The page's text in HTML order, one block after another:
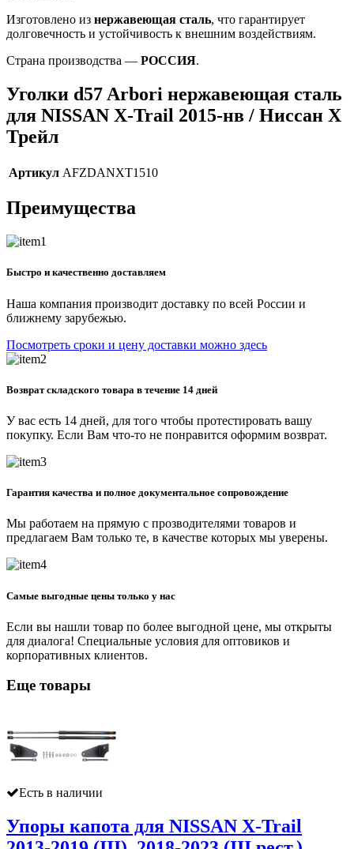
Изготовлено из нержавеющая сталь, что гарантирует
долговечность и устойчивость к внешним воздействиям.
Страна производства — РОССИЯ.
Уголки d57 Arbori нержавеющая сталь
для NISSAN X-Trail 2015-нв / Ниссан Х
Трейл
Артикул AFZDANXT1510
Преимущества
Быстро и качественно доставляем
Наша компания производит доставку по всей России и
ближнему зарубежью.
Посмотреть сроки и цену доставки можно здесь
Возврат складского товара в течение 14 дней
У вас есть 14 дней, для того чтобы протестировать вашу
покупку. Если Вам что-то не понравится оформим возврат.
Гарантия качества и полное документальное сопровождение
Мы работаем на прямую с прозводителями товаров и
предлагаем Вам только те, в качестве которых мы уверены.
Самые выгодные цены только у нас
Если вы нашли товар по более выгодной цене, мы открыты
для диалога! Специальные условия для оптовиков и
корпоративных клиентов.
Еще товары
Есть в наличии
Упоры капота для NISSAN X-Trail